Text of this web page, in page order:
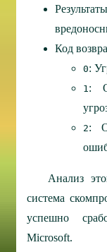
Код
0:
1:
2:
Анализ
система
успешно
Microsoft.